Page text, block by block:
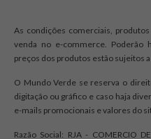
As condições comerciais,
venda no e-commerce. Poderão
preços dos produtos estão sujeitos
O Mundo Verde se reserva o
digitação ou gráfico e caso haja
e-mails promocionais e valores do
Razão Social: RJA - COMERCIO